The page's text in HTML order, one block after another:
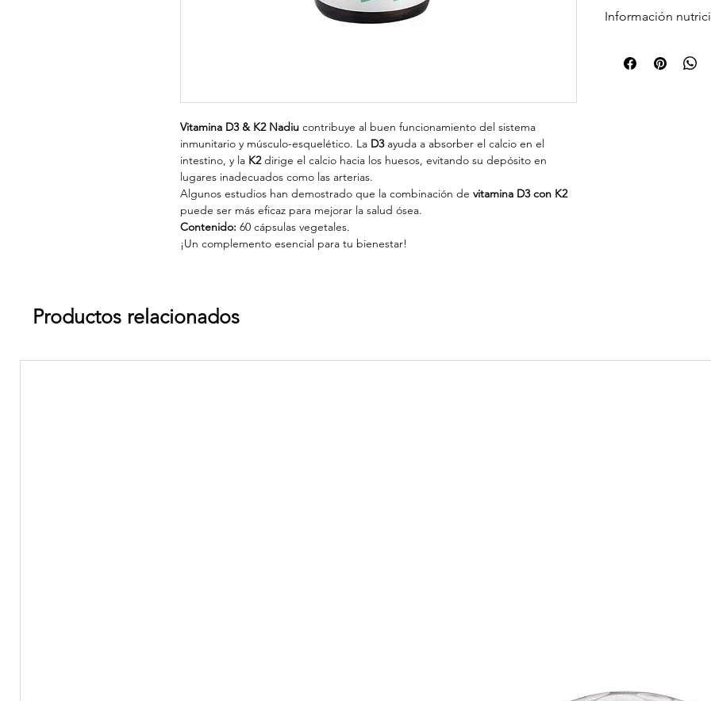
Vitamina D3 & K2 Nadiu contribuye al buen funcionamiento del sistema
inmunitario y músculo-esquelético. La D3ayuda a absorber el calcio en el
intestino, y la K2dirige el calcio hacia los huesos, evitando su depósito en
lugares inadecuados como las arterias.
Algunos estudios han demostrado que la combinación de vitamina D3 con K2
puede ser más eficaz para mejorar la salud ósea.
Contenido: 60 cápsulas vegetales.
¡Un complemento esencial para tu bienestar!
magnésicas de
D3). Cubierta:
Información
Vitamina K2: 500 µg
Productos relacionados